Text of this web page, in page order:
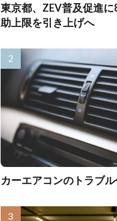
東京都、ZEV普及促進
助上限を引き上げへ
カーエアコンのトラブ